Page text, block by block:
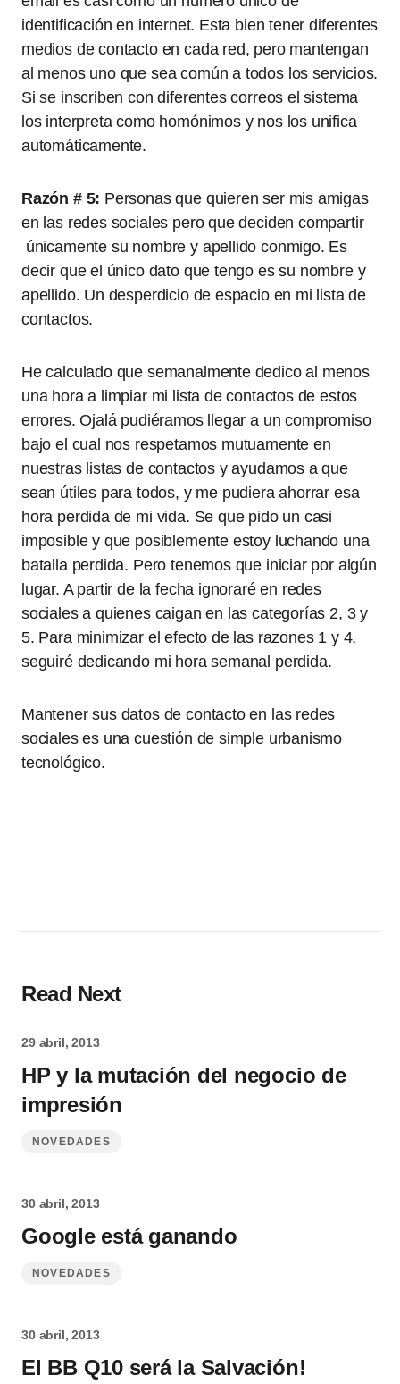
identificación en internet. Esta bien tener diferentes
medios de contacto en cada red, pero mantengan
al menos uno que sea común a todos los servicios.
Si se inscriben con diferentes correos el sistema
los interpreta como homónimos y nos los unifica
automáticamente.
Razón # 5: Personas que quieren ser mis amigas
en las redes sociales pero que deciden compartir
únicamente su nombre y apellido conmigo. Es
decir que el único dato que tengo es su nombre y
apellido. Un desperdicio de espacio en mi lista de
contactos.
He calculado que semanalmente dedico al menos
una hora a limpiar mi lista de contactos de estos
errores. Ojalá pudiéramos llegar a un compromiso
bajo el cual nos respetamos mutuamente en
nuestras listas de contactos y ayudamos a que
sean útiles para todos, y me pudiera ahorrar esa
hora perdida de mi vida. Se que pido un casi
imposible y que posiblemente estoy luchando una
batalla perdida. Pero tenemos que iniciar por algún
lugar. A partir de la fecha ignoraré en redes
sociales a quienes caigan en las categorías 2, 3 y
5. Para minimizar el efecto de las razones 1 y 4,
seguiré dedicando mi hora semanal perdida.
Mantener sus datos de contacto en las redes
sociales es una cuestión de simple urbanismo
tecnológico.
Read Next
29 abril, 2013
HP y la mutación del negocio de
impresión
NOVEDADES
30 abril, 2013
Google está ganando
NOVEDADES
30 abril, 2013
El BB Q10 será la Salvación!